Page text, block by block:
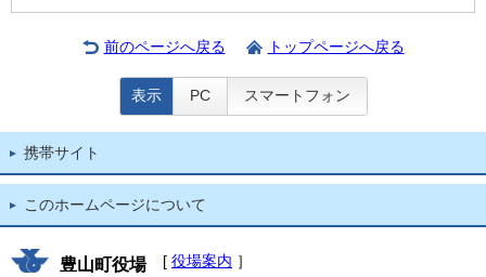
前のページへ戻る トップページへ戻る
表示 PC スマートフォン
携帯サイト
このホームページについて
豊山町役場 [ 役場案内 ］